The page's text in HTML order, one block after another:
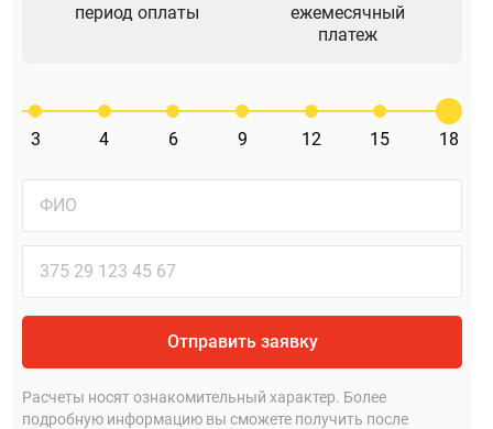
период оплаты
ежемесячный
платеж
18
15
12
9
6
4
3
Отправить заявку
Расчеты носят ознакомительный характер. Более
подробную информацию вы сможете получить после